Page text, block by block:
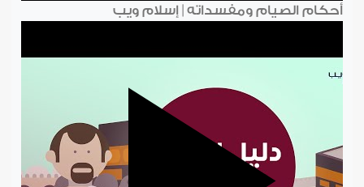
أحكام الصيام ومفسداته | إسلام ويب